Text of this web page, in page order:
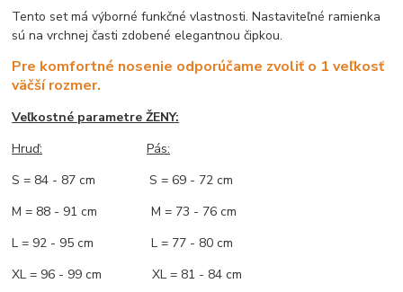
Tento set má výborné funkčné vlastnosti. Nastaviteľné ramienka
sú na vrchnej časti zdobené elegantnou čipkou.
Pre komfortné nosenie odporúčame zvoliť o 1 veľkosť
väčší rozmer.
Veľkostné parametre ŽENY:
Hruď:
Pás:
S = 84 - 87 cm S = 69 - 72 cm
M = 88 - 91 cm M = 73 - 76 cm
L = 92 - 95 cm L = 77 - 80 cm
XL = 96 - 99 cm XL = 81 - 84 cm